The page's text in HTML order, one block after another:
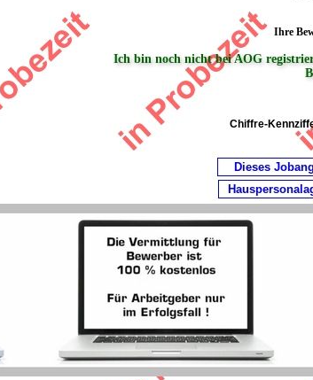
Ihre
Ich bin noch nicht bei AOG
Chiffre-
Dieses